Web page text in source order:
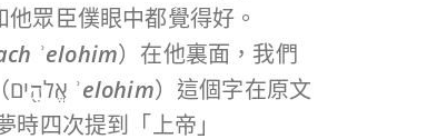
眾臣僕眼中都覺得好。
ʾelohim）在他裏面，我們
ʾelohim）這個字在原文
四次提到「上帝」